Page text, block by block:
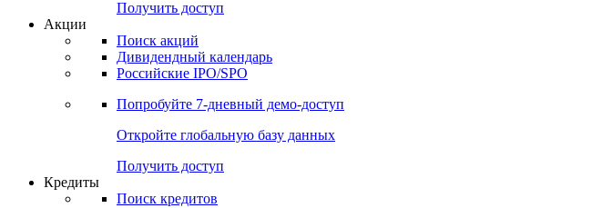
Получить доступ
Акции
Поиск акций
Дивидендный календарь
Российские IPO/SPO
Попробуйте 7-дневный демо-доступ
Откройте глобальную базу данных
Получить доступ
Кредиты
Поиск кредитов